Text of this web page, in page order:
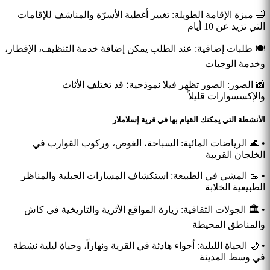
🛁 ميزة الإقامة الطويلة: تغيير أغطية الأسرّة والمناشف للإقامات
التي تزيد عن 10 أيام
🍽️ طلبات إضافية: عند الطلب يمكن إضافة خدمة التنظيف، الإفطار،
وخدمة الوجبات
📸 الصور: الصور تظهر فيلا نموذجية؛ قد تختلف الأثاث
والإكسسوارات قليلاً
الأنشطة التي يمكنك القيام بها في قرية إسلاملار
• 🌊 الرياضات المائية: السباحة، الغوص، وركوب القوارب في
الخلجان القريبة
• 🥾 المشي في الطبيعة: استكشاف المسارات الجبلية والمناظر
الطبيعية الخلابة
• 🏛️ الجولات الثقافية: زيارة المواقع الأثرية والتاريخية في كاش
والمناطق المحيطة
• 🌙 الحياة الليلية: أجواء هادئة في القرية ونهاراً، وحياة ليلية نشطة
في وسط المدينة